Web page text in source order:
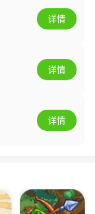
详情
详情
详情